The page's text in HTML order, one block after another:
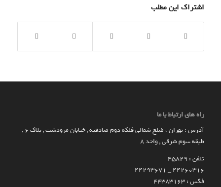
اشتراک این مطلب
راه های ارتباط با ما
آدرس : تهران ، ضلع شمالی فلکه دوم صادقیه , خیابان مرودشت , پلاک ۶ ,
طبقه سوم شرقی , واحد ۸
تلفن : 45829
۴۴۲۶۰۳۱۶ _ 44293671
فکس : 44383163